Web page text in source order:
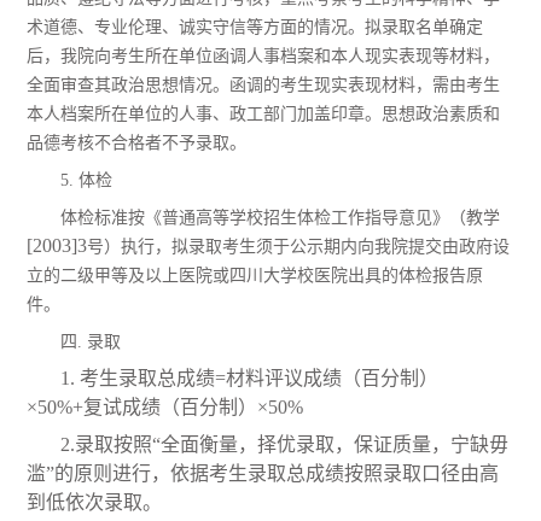
术道德、专业伦理、诚实守信等方面的情况。拟录取名单确定
后，我院向考生所在单位函调人事档案和本人现实表现等材料，
全面审查其政治思想情况。函调的考生现实表现材料，需由考生
本人档案所在单位的人事、政工部门加盖印章。思想政治素质和
品德考核不合格者不予录取。
5. 体检
体检标准按《普通高等学校招生体检工作指导意见》（教学
[2003]3号）执行，拟录取考生须于公示期内向我院提交由政府设
立的二级甲等及以上医院或四川大学校医院出具的体检报告原
件。
四. 录取
1. 考生录取总成绩=材料评议成绩（百分制）
×50%+复试成绩（百分制）×50%
2.录取按照“全面衡量，择优录取，保证质量，宁缺毋
滥”的原则进行，依据考生录取总成绩按照录取口径由高
到低依次录取。